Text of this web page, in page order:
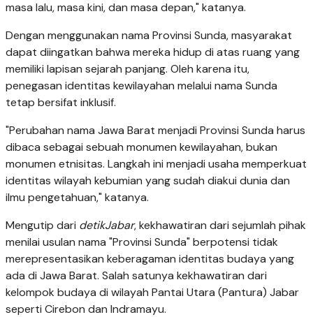
masa lalu, masa kini, dan masa depan," katanya.
Dengan menggunakan nama Provinsi Sunda, masyarakat
dapat diingatkan bahwa mereka hidup di atas ruang yang
memiliki lapisan sejarah panjang. Oleh karena itu,
penegasan identitas kewilayahan melalui nama Sunda
tetap bersifat inklusif.
"Perubahan nama Jawa Barat menjadi Provinsi Sunda harus
dibaca sebagai sebuah monumen kewilayahan, bukan
monumen etnisitas. Langkah ini menjadi usaha memperkuat
identitas wilayah kebumian yang sudah diakui dunia dan
ilmu pengetahuan," katanya.
Mengutip dari detikJabar, kekhawatiran dari sejumlah pihak
menilai usulan nama "Provinsi Sunda" berpotensi tidak
merepresentasikan keberagaman identitas budaya yang
ada di Jawa Barat. Salah satunya kekhawatiran dari
kelompok budaya di wilayah Pantai Utara (Pantura) Jabar
seperti Cirebon dan Indramayu.